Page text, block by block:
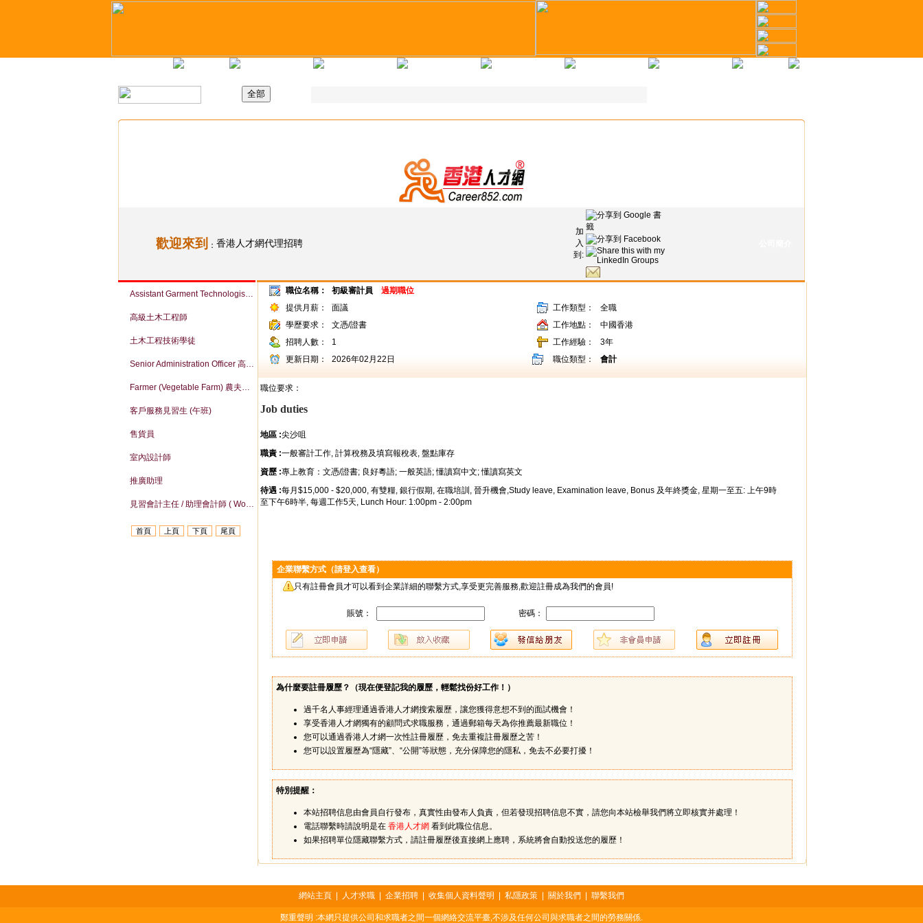
歡迎來到 ： 香港人才網代理招聘
加
入
到:
Assistant Garment Technologist (Woven / Knit) (Ref # 063941)
高級土木工程師
土木工程技術學徒
Senior Administration Officer 高級行政主任
Farmer (Vegetable Farm) 農夫（菜組）
客戶服務見習生 (午班)
售貨員
室內設計師
推廣助理
見習會計主任 / 助理會計師 ( Work-life balance )
首頁 上頁 下頁 尾頁
職位名稱： 初級審計員
過期職位
提供月薪：
面議 工作類型：
全職
學歷要求：
文憑/證書 工作地點：
中國香港
招聘人數：
1 工作經驗：
3年
更新日期：
2026年02月22日 職位類型： 會計
職位要求：
Job duties
地區:尖沙咀
職責:一般審計工作, 計算稅務及填寫報稅表, 盤點庫存
資歷:專上教育：文憑/證書; 良好粵語; 一般英語; 懂讀寫中文; 懂讀寫英文
待遇:每月$15,000 - $20,000, 有雙糧, 銀行假期, 在職培訓, 晉升機會,Study leave, Examination leave, Bonus 及年終獎金, 星期一至五: 上午9時
至下午6時半, 每週工作5天, Lunch Hour: 1:00pm - 2:00pm
企業聯繫方式（請登入查看）
只有註冊會員才可以看到企業詳細的聯繫方式,享受更完善服務,歡迎註冊成為我們的會員!
賬號： 密碼：
為什麼要註冊履歷？（現在便登記我的履歷，輕鬆找份好工作！ ）
過千名人事經理通過香港人才網搜索履歷，讓您獲得意想不到的面試機會！
享受香港人才網獨有的顧問式求職服務，通過郵箱每天為你推薦最新職位！
您可以通過香港人才網一次性註冊履歷，免去重複註冊履歷之苦！
您可以設置履歷為“隱藏”、“公開”等狀態，充分保障您的隱私，免去不必要打擾！
特別提醒：
本站招聘信息由會員自行發布，真實性由發布人負責，但若發現招聘信息不實，請您向本站檢舉我們將立即核實并處理！
電話聯繫時請說明是在 香港人才網 看到此職位信息。
如果招聘單位隱藏聯繫方式，請註冊履歷後直接網上應聘，系統將會自動投送您的履歷！
網站主頁 人才求職 企業招聘 收集個人資料聲明 私隱政策 關於我們 聯繫我們
鄭重聲明 :本網只提供公司和求職者之間一個網絡交流平臺,不涉及任何公司與求職者之間的勞務關係.